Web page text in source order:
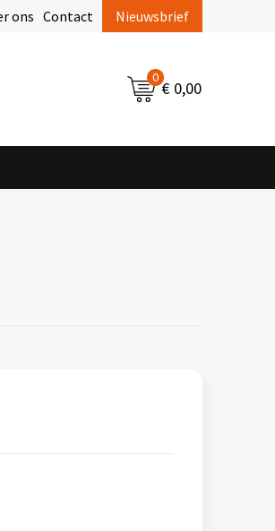
ons Contact Nieuwsbrief
0
€ 0,00